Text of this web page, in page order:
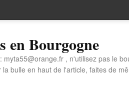
en Bourgogne
myta55@orange.fr , n'utilisez pas le
bulle en haut de l'article, faites de